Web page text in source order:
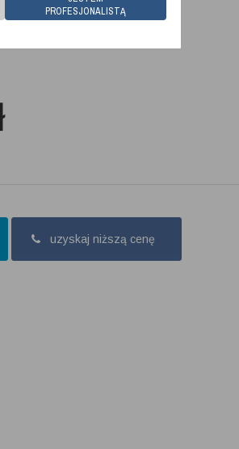
TTV 678 Vario, TTV 678G Vario
uzyskaj niższą cenę
PROFESJONALISTĄ